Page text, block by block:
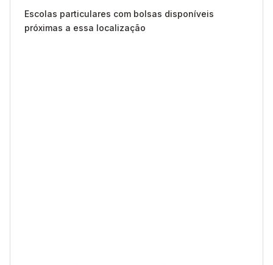
Escolas particulares com bolsas disponíveis
próximas a essa localização